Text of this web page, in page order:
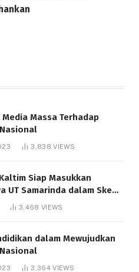
Massa Terhadap
3,838VIEWS
Siap Masukkan
UT Samarinda dalam Skema
Gratispol
3,468 VIEWS
dalam Mewujudkan
3,364VIEWS